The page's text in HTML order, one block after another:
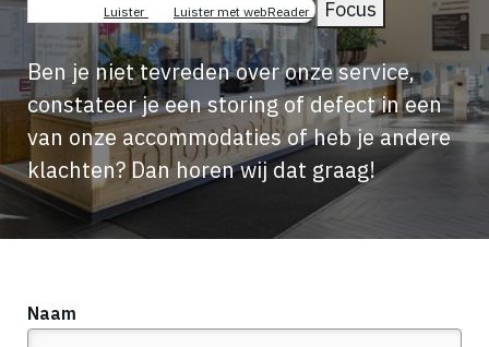
Luister Luister met webReader Focus
Ben je niet tevreden over onze service,
constateer je een storing of defect in een
van onze accommodaties of heb je andere
klachten? Dan horen wij dat graag!
Naam